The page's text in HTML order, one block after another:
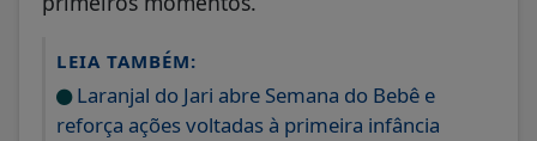
LEIA TAMBÉM:
Laranjal do Jari abre Semana do Bebê e
reforça ações voltadas à primeira infância